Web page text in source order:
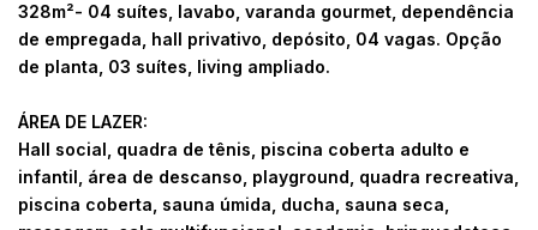
328m²- 04 suítes, lavabo, varanda gourmet, dependência
de empregada, hall privativo, depósito, 04 vagas. Opção
de planta, 03 suítes, living ampliado.
ÁREA DE LAZER:
Hall social, quadra de tênis, piscina coberta adulto e
infantil, área de descanso, playground, quadra recreativa,
piscina coberta, sauna úmida, ducha, sauna seca,